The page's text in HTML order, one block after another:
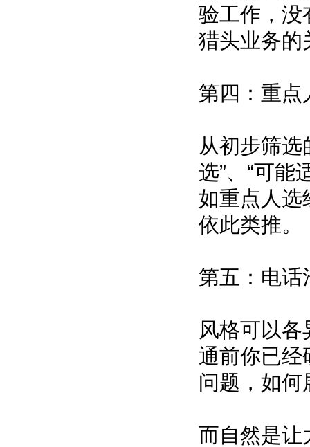
验工作，没
猎头业务的
第四：重点
从初步筛选
选”、“可能
如重点人选
依此类推。
第五：电话
风格可以
通前你已经
问题，如何
而自然是让